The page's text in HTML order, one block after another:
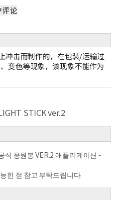
评论
冲击而制作的，在包装/运输过
变色等现象，该现象不能作为
STICK ver.2
응원봉 VER.2 애플리케이션 -
한 점 참고 부탁드립니다.